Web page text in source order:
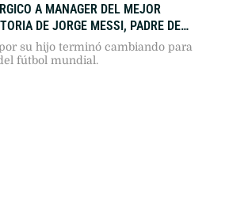
A MANAGER DEL MEJOR
DE JORGE MESSI, PADRE DE
su hijo terminó cambiando para
fútbol mundial.